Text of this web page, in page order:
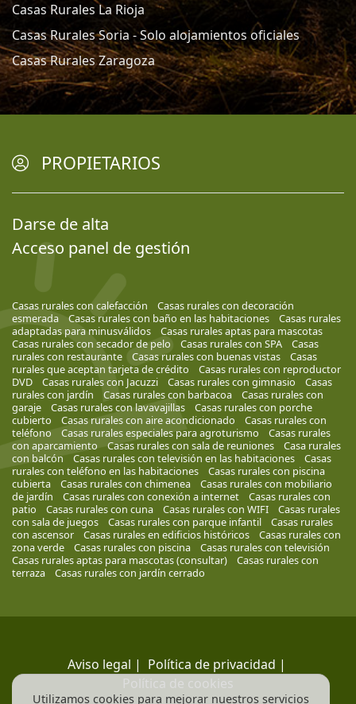
Casas Rurales La Rioja
Casas Rurales Soria - Solo alojamientos oficiales
Casas Rurales Zaragoza
PROPIETARIOS
Darse de alta
Acceso panel de gestión
Casas rurales con calefacción
Casas rurales con decoración
esmerada
Casas rurales con baño en las habitaciones
Casas rurales
adaptadas para minusválidos
Casas rurales aptas para mascotas
Casas rurales con secador de pelo
Casas rurales con SPA
Casas
rurales con restaurante
Casas rurales con buenas vistas
Casas
rurales que aceptan tarjeta de crédito
Casas rurales con reproductor
DVD
Casas rurales con Jacuzzi Casas rurales con gimnasio
Casas
rurales con jardín
Casas rurales con barbacoa
Casas rurales con
garaje
Casas rurales con lavavajillas
Casas rurales con porche
cubierto
Casas rurales con aire acondicionado
Casas rurales con
teléfono
Casas rurales especiales para agroturismo
Casas rurales
con aparcamiento
Casas rurales con sala de reuniones
Casa rurales
con balcón
Casas rurales con televisión en las habitaciones
Casas
rurales con teléfono en las habitaciones
Casas rurales con piscina
cubierta
Casas rurales con chimenea
Casas rurales con mobiliario
de jardín
Casas rurales con conexión a internet
Casas rurales con
patio
Casas rurales con cuna Casas rurales con WIFI
Casas rurales
con sala de juegos
Casas rurales con parque infantil
Casas rurales
con ascensor
Casas rurales en edificios históricos
Casas rurales con
zona verde
Casas rurales con piscina
Casas rurales con televisión
Casas rurales aptas para mascotas (consultar)
Casas rurales con
terraza
Casas rurales con jardín cerrado
Aviso legal | Política de privacidad |
Política de cookies
Utilizamos cookies para mejorar nuestros servicios